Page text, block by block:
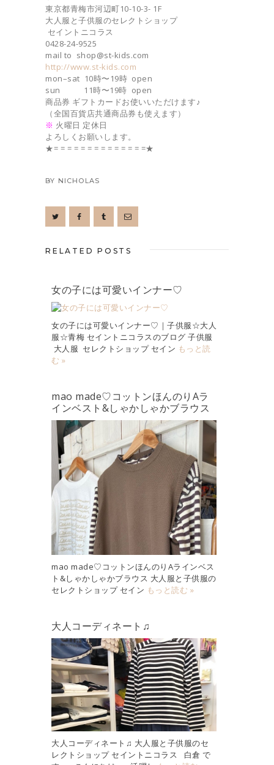
東京都青梅市河辺町10-10-3- 1F
大人服と子供服のセレクトショップ
セイントニコラス
0428-24-9525
mail to shop@st-kids.com
http://www.st-kids.com
mon–sat 10時〜19時 open
sun 11時〜19時 open
商品券 ギフトカードお使いいただけます♪
（全国百貨店共通商品券も使えます）
※ 火曜日 定休日
よろしくお願いします。
★= = = = = = = = = = = = = =★
BY NICHOLAS
RELATED POSTS
女の子には可愛いインナー♡
女の子には可愛いインナー♡｜子供服☆大人
服☆青梅 セイントニコラスのブログ 子供服
大人服 セレクトショップ セイン もっと読
む »
mao made♡コットンほんのりAラ
インベスト&しゃかしゃかブラウス
mao made♡コットンほんのりAラインベス
ト&しゃかしゃかブラウス 大人服と子供服の
セレクトショップ セイン もっと読む »
大人コーディネート♫
大人コーディネート♫ 大人服と子供服のセ
レクトショップ セイントニコラス 白倉 で